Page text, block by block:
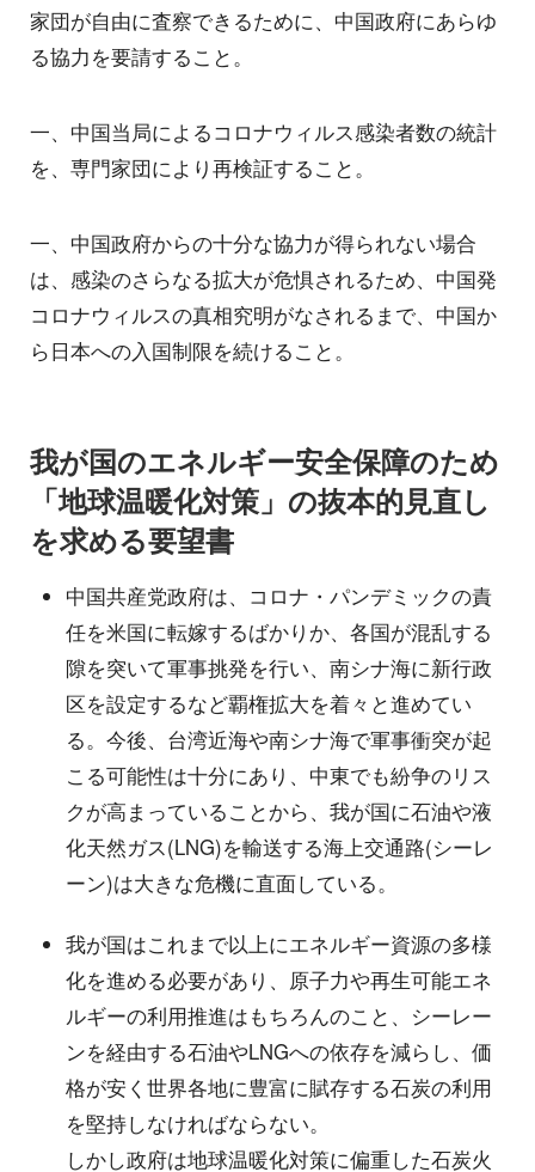
家団が自由に査察できるために、中国政府にあらゆ
る協力を要請すること。
一、中国当局によるコロナウィルス感染者数の統計
を、専門家団により再検証すること。
一、中国政府からの十分な協力が得られない場合
は、感染のさらなる拡大が危惧されるため、中国発
コロナウィルスの真相究明がなされるまで、中国か
ら日本への入国制限を続けること。
我が国のエネルギー安全保障のため
「地球温暖化対策」の抜本的見直し
を求める要望書
中国共産党政府は、コロナ・パンデミックの責
任を米国に転嫁するばかりか、各国が混乱する
隙を突いて軍事挑発を行い、南シナ海に新行政
区を設定するなど覇権拡大を着々と進めてい
る。今後、台湾近海や南シナ海で軍事衝突が起
こる可能性は十分にあり、中東でも紛争のリス
クが高まっていることから、我が国に石油や液
化天然ガス(LNG)を輸送する海上交通路(シーレ
ーン)は大きな危機に直面している。
我が国はこれまで以上にエネルギー資源の多様
化を進める必要があり、原子力や再生可能エネ
ルギーの利用推進はもちろんのこと、シーレー
ンを経由する石油やLNGへの依存を減らし、価
格が安く世界各地に豊富に賦存する石炭の利用
を堅持しなければならない。
しかし政府は地球温暖化対策に偏重した石炭火